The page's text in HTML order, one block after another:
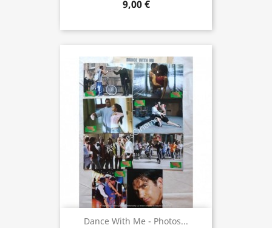
9,00 €
Dance With Me - Photos...